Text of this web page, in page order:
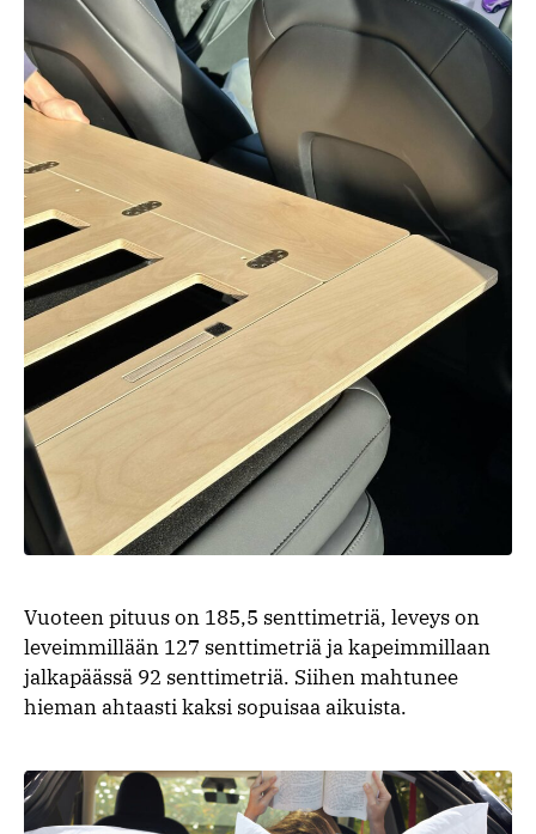
Vuoteen pituus on 185,5 senttimetriä, leveys on
leveimmillään 127 senttimetriä ja kapeimmillaan
jalkapäässä 92 senttimetriä. Siihen mahtunee
hieman ahtaasti kaksi sopuisaa aikuista.